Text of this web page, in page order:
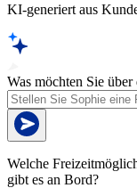
KI-generiert aus
Was möchten Sie
Welche
gibt es an Bord?